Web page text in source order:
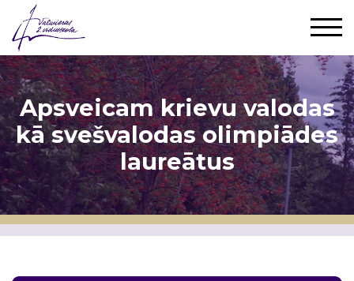
Apsveicam krievu valodas
kā svešvalodas olimpiādes
laureātus